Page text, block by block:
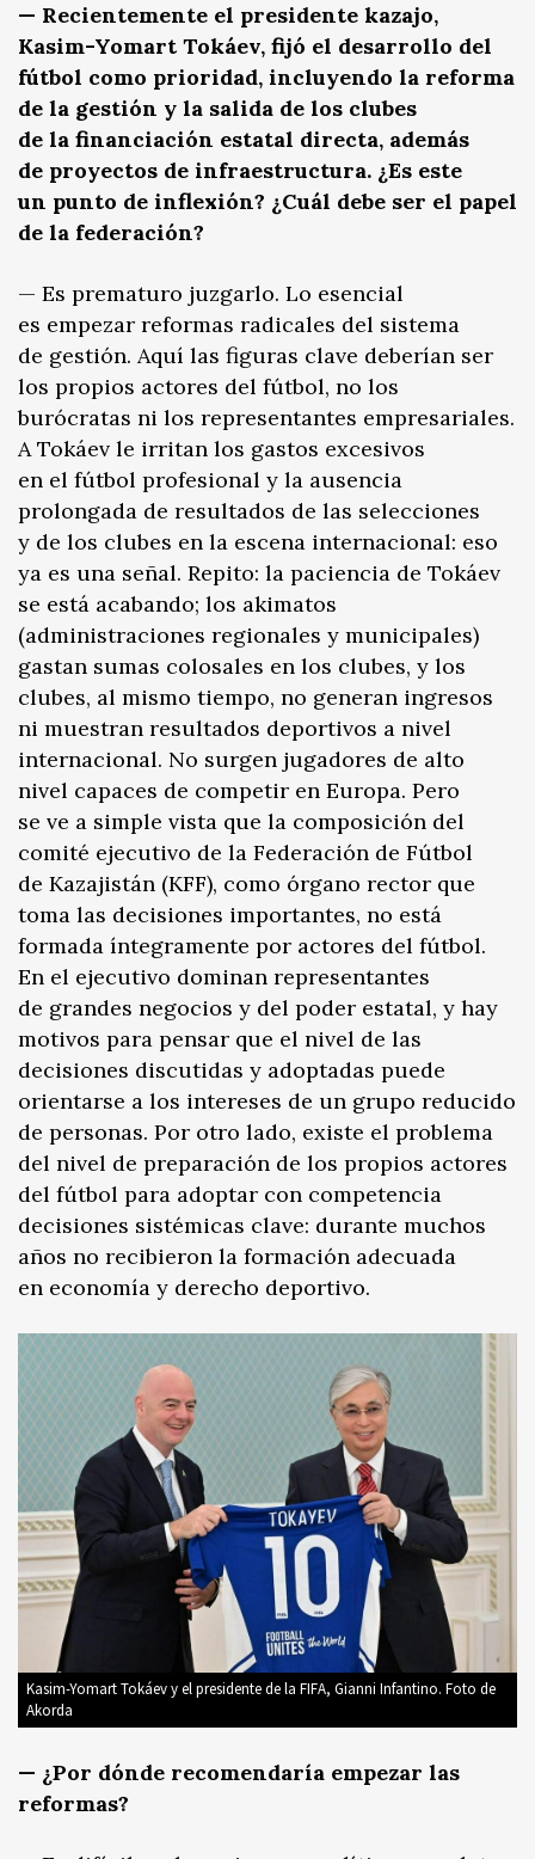
— Recientemente el presidente kazajo,
Kasim-Yomart Tokáev, fijó el desarrollo del
fútbol como prioridad, incluyendo la reforma
de la gestión y la salida de los clubes
de la financiación estatal directa, además
de proyectos de infraestructura. ¿Es este
un punto de inflexión? ¿Cuál debe ser el papel
de la federación?
— Es prematuro juzgarlo. Lo esencial
es empezar reformas radicales del sistema
de gestión. Aquí las figuras clave deberían ser
los propios actores del fútbol, no los
burócratas ni los representantes empresariales.
A Tokáev le irritan los gastos excesivos
en el fútbol profesional y la ausencia
prolongada de resultados de las selecciones
y de los clubes en la escena internacional: eso
ya es una señal. Repito: la paciencia de Tokáev
se está acabando; los akimatos
(administraciones regionales y municipales)
gastan sumas colosales en los clubes, y los
clubes, al mismo tiempo, no generan ingresos
ni muestran resultados deportivos a nivel
internacional. No surgen jugadores de alto
nivel capaces de competir en Europa. Pero
se ve a simple vista que la composición del
comité ejecutivo de la Federación de Fútbol
de Kazajistán (KFF), como órgano rector que
toma las decisiones importantes, no está
formada íntegramente por actores del fútbol.
En el ejecutivo dominan representantes
de grandes negocios y del poder estatal, y hay
motivos para pensar que el nivel de las
decisiones discutidas y adoptadas puede
orientarse a los intereses de un grupo reducido
de personas. Por otro lado, existe el problema
del nivel de preparación de los propios actores
del fútbol para adoptar con competencia
decisiones sistémicas clave: durante muchos
años no recibieron la formación adecuada
en economía y derecho deportivo.
Kasim-Yomart Tokáev y el presidente de la FIFA, Gianni Infantino. Foto de
Akorda
— ¿Por dónde recomendaría empezar las
reformas?